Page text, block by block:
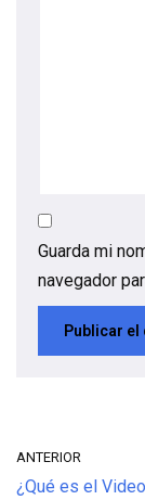
Guarda mi
navegador
ANTERIOR
¿Qué es el